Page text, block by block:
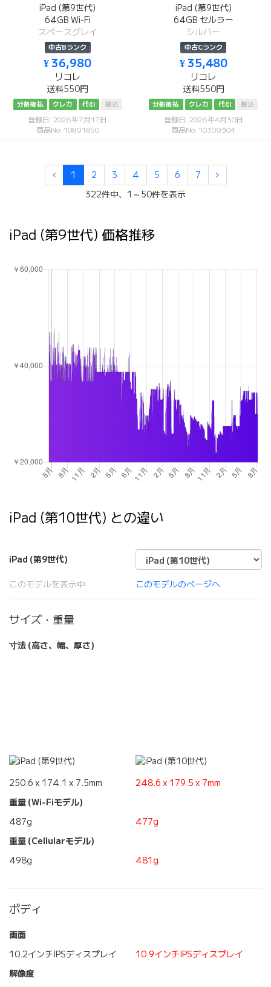
iPad (第9世代)
64GB Wi-Fi
スペースグレイ
中古Bランク
¥ 36,980
リコレ
送料550円
分割後払 クレカ 代引 振込
登録日: 2026年7月17日
商品No: 10891850
iPad (第9世代)
64GB セルラー
シルバー
中古Cランク
¥ 35,480
リコレ
送料550円
分割後払 クレカ 代引 振込
登録日: 2026年4月30日
商品No: 10309304
1 2 3 4 5 6
7
322件中、1～50件を表示
iPad (第9世代) 価格推移
iPad (第10世代) との違い
iPad (第9世代)
このモデルを表示中 このモデルのページへ
サイズ・重量
寸法 (高さ、幅、厚さ)
250.6 x 174.1 x 7.5mm
248.6 x 179.5 x 7mm
重量 (Wi-Fiモデル)
487g
477g
重量 (Cellularモデル)
498g
481g
ボディ
画面
10.2インチIPSディスプレイ
10.9インチIPSディスプレイ
解像度